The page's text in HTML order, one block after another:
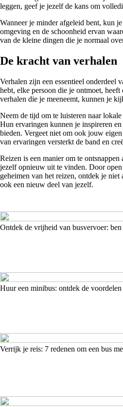
leggen, geef je jezelf de kans om
Wanneer je minder afgeleid bent, kun
omgeving en de schoonheid ervan
van de kleine dingen die je normaal
De kracht van verhalen
Verhalen zijn een essentieel onderdeel
hebt, elke persoon die je ontmoet,
verhalen die je meeneemt, kunnen je
Neem de tijd om te luisteren naar
Hun ervaringen kunnen je inspireren
bieden. Vergeet niet om ook jouw
van ervaringen versterkt de band en
Reizen is een manier om te ontsnappen
jezelf opnieuw uit te vinden. Door
geheimen van het reizen, ontdek je niet
ook een nieuw deel van jezelf.
Ontdek de vrijheid van busvervoer:
Huur een minibus: ontdek de
Verrijk je reis: 7 redenen om een bus